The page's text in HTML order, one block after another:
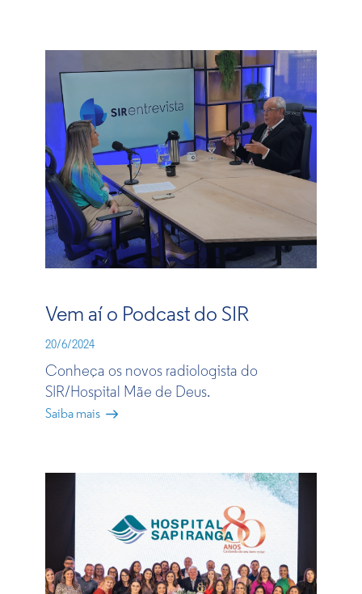
Vem aí o Podcast do SIR
20/6/2024
Conheça os novos radiologista do
SIR/Hospital Mãe de Deus.
Saiba mais